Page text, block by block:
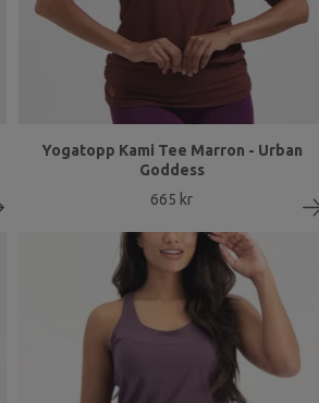
Yogatopp Kami Tee Marron - Urban
Goddess
665 kr